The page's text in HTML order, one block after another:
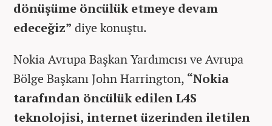
dönüşüme öncülük etmeye devam
edeceğiz” diye konuştu.
Nokia Avrupa Başkan Yardımcısı ve Avrupa
Bölge Başkanı John Harrington, “Nokia
tarafından öncülük edilen L4S
teknolojisi, internet üzerinden iletilen